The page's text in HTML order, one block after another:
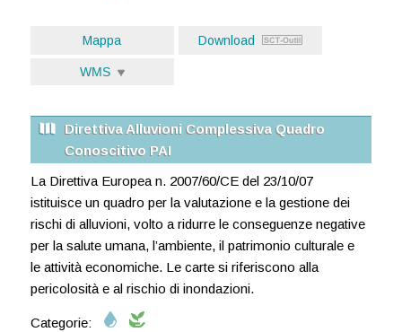
Mappa Download
WMS
Direttiva Alluvioni Complessiva Quadro
Conoscitivo PAI
La Direttiva Europea n. 2007/60/CE del 23/10/07
istituisce un quadro per la valutazione e la gestione dei
rischi di alluvioni, volto a ridurre le conseguenze negative
per la salute umana, l’ambiente, il patrimonio culturale e
le attività economiche. Le carte si riferiscono alla
pericolosità e al rischio di inondazioni.
Categorie: